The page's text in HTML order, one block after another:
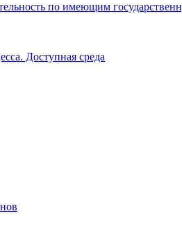
по имеющим
Доступная среда